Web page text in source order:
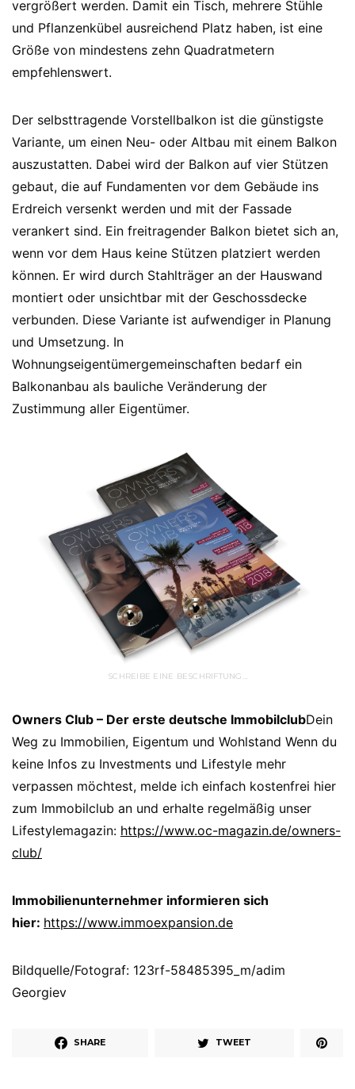
vergrößert werden. Damit ein Tisch, mehrere Stühle
und Pflanzenkübel ausreichend Platz haben, ist eine
Größe von mindestens zehn Quadratmetern
empfehlenswert.
Der selbsttragende Vorstellbalkon ist die günstigste
Variante, um einen Neu- oder Altbau mit einem Balkon
auszustatten. Dabei wird der Balkon auf vier Stützen
gebaut, die auf Fundamenten vor dem Gebäude ins
Erdreich versenkt werden und mit der Fassade
verankert sind. Ein freitragender Balkon bietet sich an,
wenn vor dem Haus keine Stützen platziert werden
können. Er wird durch Stahlträger an der Hauswand
montiert oder unsichtbar mit der Geschossdecke
verbunden. Diese Variante ist aufwendiger in Planung
und Umsetzung. In
Wohnungseigentümergemeinschaften bedarf ein
Balkonanbau als bauliche Veränderung der
Zustimmung aller Eigentümer.
SCHREIBE EINE BESCHRIFTUNG…
Owners Club – Der erste deutsche ImmobilclubDein
Weg zu Immobilien, Eigentum und Wohlstand Wenn du
keine Infos zu Investments und Lifestyle mehr
verpassen möchtest, melde ich einfach kostenfrei hier
zum Immobilclub an und erhalte regelmäßig unser
Lifestylemagazin: https://www.oc-magazin.de/owners-
club/
Immobilienunternehmer informieren sich
hier: https://www.immoexpansion.de
Bildquelle/Fotograf: 123rf-58485395_m/adim
Georgiev
SHARE TWEET